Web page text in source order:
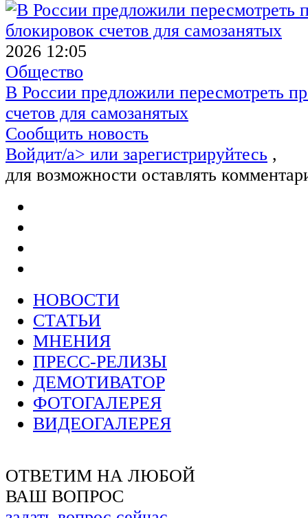
2026 12:05
Общество
В России предложили пересмотреть
счетов для самозанятых
Сообщить новость
Войдит/a> или зарегистрируйтесь ,
для возможности оставлять
НОВОСТИ
СТАТЬИ
МНЕНИЯ
ПРЕСС-РЕЛИЗЫ
ДЕМОТИВАТОР
ФОТОГАЛЕРЕЯ
ВИДЕОГАЛЕРЕЯ
ОТВЕТИМ НА ЛЮБОЙ
ВАШ ВОПРОС